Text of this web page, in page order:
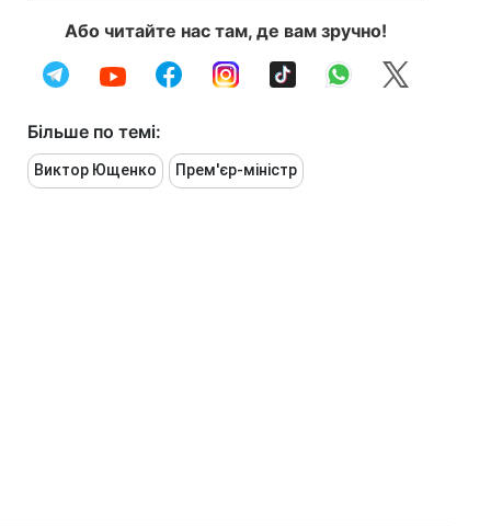
Або читайте нас там, де вам зручно!
Більше по темі:
Виктор Ющенко Прем'єр-міністр